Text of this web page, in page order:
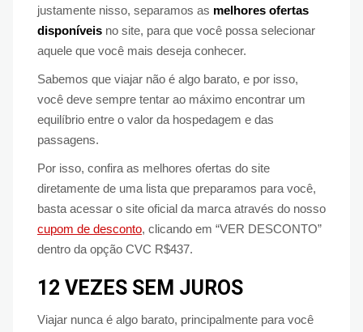
justamente nisso, separamos as melhores ofertas
disponíveis no site, para que você possa selecionar
aquele que você mais deseja conhecer.
Sabemos que viajar não é algo barato, e por isso,
você deve sempre tentar ao máximo encontrar um
equilíbrio entre o valor da hospedagem e das
passagens.
Por isso, confira as melhores ofertas do site
diretamente de uma lista que preparamos para você,
basta acessar o site oficial da marca através do nosso
cupom de desconto, clicando em “VER DESCONTO”
dentro da opção CVC R$437.
12 VEZES SEM JUROS
Viajar nunca é algo barato, principalmente para você